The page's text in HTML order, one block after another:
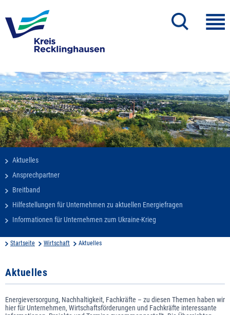
Aktuelles
Ansprechpartner
Breitband
Hilfestellungen für Unternehmen zu aktuellen Energiefragen
Informationen für Unternehmen zum Ukraine-Krieg
Startseite Wirtschaft Aktuelles
Aktuelles
Energieversorgung, Nachhaltigkeit, Fachkräfte – zu diesen Themen haben wir
hier für Unternehmen, Wirtschaftsförderungen und Fachkräfte interessante